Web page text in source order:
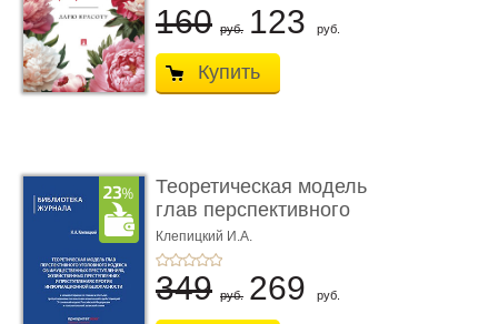
160 руб. 123 руб.
Купить
Теоретическая модель
глав перспективного
УК о ...
Клепицкий И.А.
349 руб. 269 руб.